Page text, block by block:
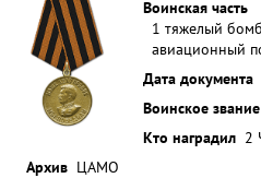
Воинская часть
1 тяжелый
авиационный
Дата документа
Воинское звание
Кто наградил 2
Архив ЦАМО